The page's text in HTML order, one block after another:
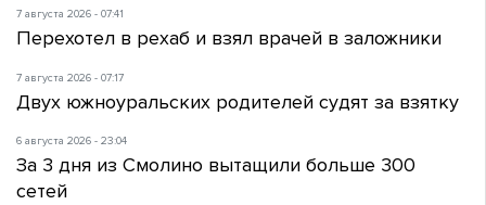
7 августа 2026 - 07:41
Перехотел в рехаб и взял врачей в заложники
7 августа 2026 - 07:17
Двух южноуральских родителей судят за взятку
6 августа 2026 - 23:04
За 3 дня из Смолино вытащили больше 300
сетей